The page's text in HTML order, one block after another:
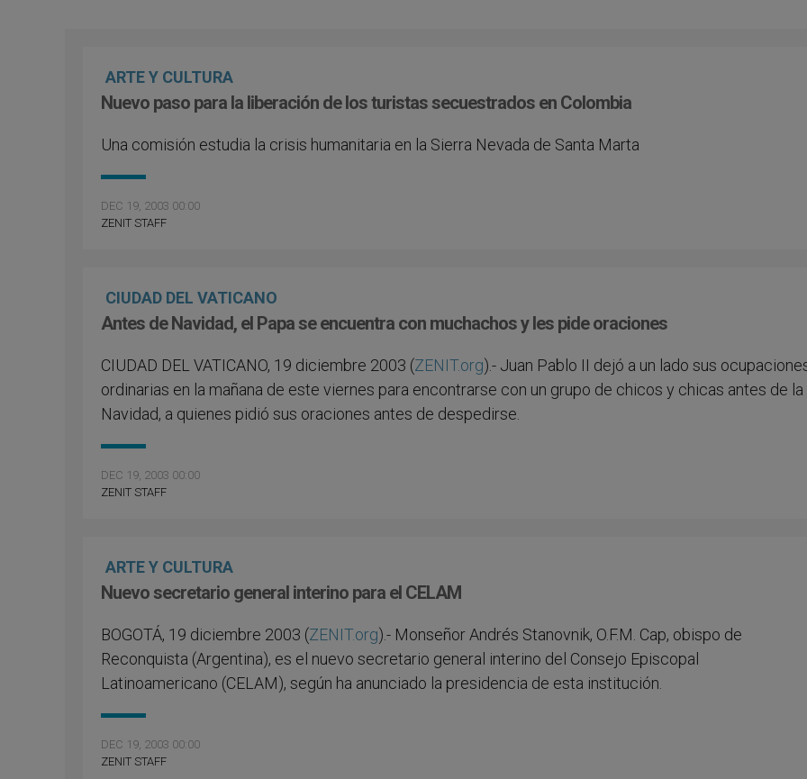
ARTE Y CULTURA
Nuevo paso para la liberación de los turistas secuestrados en Colombia
Una comisión estudia la crisis humanitaria en la Sierra Nevada de Santa Marta
DEC 19, 2003 00:00
ZENIT STAFF
CIUDAD DEL VATICANO
Antes de Navidad, el Papa se encuentra con muchachos y les pide oraciones
CIUDAD DEL VATICANO, 19 diciembre 2003 (ZENIT.org).- Juan Pablo II dejó a un lado sus
ordinarias en la mañana de este viernes para encontrarse con un grupo de chicos y chicas antes de la
Navidad, a quienes pidió sus oraciones antes de despedirse.
DEC 19, 2003 00:00
ZENIT STAFF
ARTE Y CULTURA
Nuevo secretario general interino para el CELAM
BOGOTÁ, 19 diciembre 2003 (ZENIT.org).- Monseñor Andrés Stanovnik, O.F.M. Cap, obispo de
Reconquista (Argentina), es el nuevo secretario general interino del Consejo Episcopal
Latinoamericano (CELAM), según ha anunciado la presidencia de esta institución.
DEC 19, 2003 00:00
ZENIT STAFF